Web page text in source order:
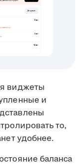
виджеты
и
то,
удобнее.
баланса